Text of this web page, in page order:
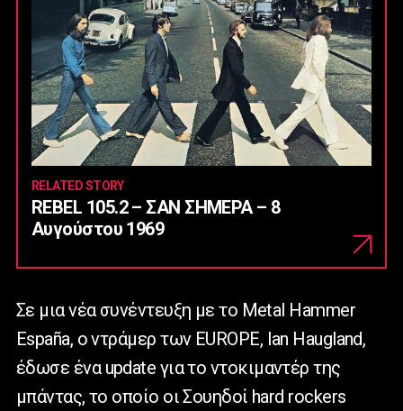
RELATED STORY
REBEL 105.2 – ΣΑΝ ΣΗΜΕΡΑ – 8
Αυγούστου 1969
Σε μια νέα συνέντευξη με το Metal Hammer
España, ο ντράμερ των EUROPE, Ian Haugland,
έδωσε ένα update για το ντοκιμαντέρ της
μπάντας, το οποίο οι Σουηδοί hard rockers